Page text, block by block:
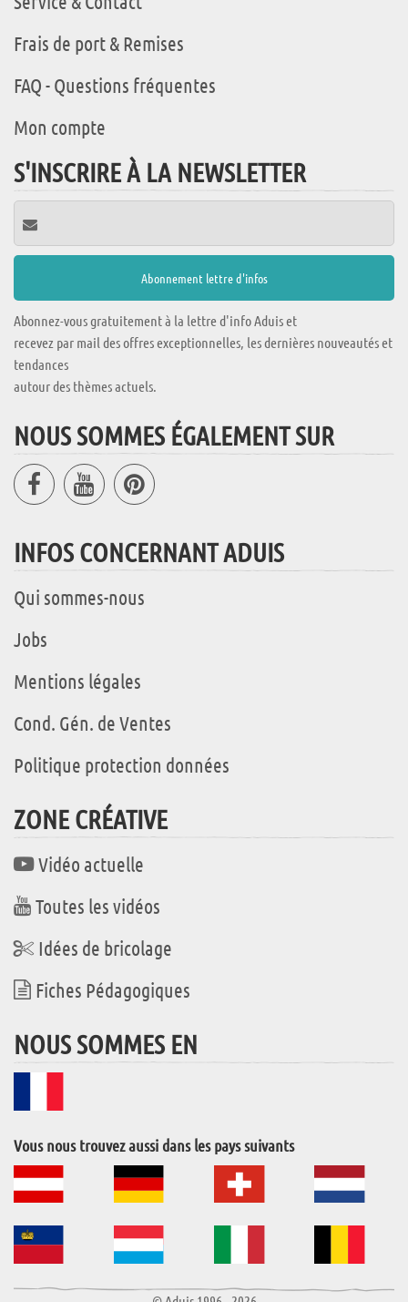
Frais de port & Remises
FAQ - Questions fréquentes
Mon compte
S'INSCRIRE À LA NEWSLETTER
Abonnez-vous gratuitement à la lettre d'info Aduis et
recevez par mail des offres exceptionnelles, les dernières nouveautés et
tendances
autour des thèmes actuels.
NOUS SOMMES ÉGALEMENT SUR
INFOS CONCERNANT ADUIS
Qui sommes-nous
Jobs
Mentions légales
Cond. Gén. de Ventes
Politique protection données
ZONE CRÉATIVE
Vidéo actuelle
Toutes les vidéos
Idées de bricolage
Fiches Pédagogiques
NOUS SOMMES EN
Vous nous trouvez aussi dans les pays suivants